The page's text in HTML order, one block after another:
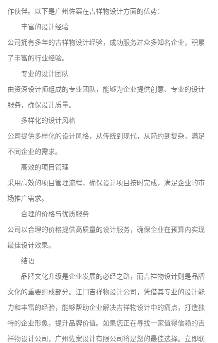
作伙伴。以下是广州佐案在吉祥物设计方面的优势：
丰富的设计经验
公司拥有多年的吉祥物设计经验，成功服务过众多知名企业，积累
了丰富的行业经验。
专业的设计团队
由资深设计师组成的专业团队，能够为企业提供创意、专业的设计
服务，确保设计质量。
多样化的设计风格
公司提供多样化的设计风格，从传统到现代，从简约到复杂，满足
不同企业的需求。
高效的项目管理
采用高效的项目管理流程，确保设计项目按时完成，满足企业的市
场推广需求。
合理的价格与优质服务
公司以合理的价格提供高质量的设计服务，确保企业在预算内实现
最佳设计效果。
结语
品牌文化升级是企业发展的必经之路，而吉祥物设计则是品牌
文化的重要组成部分。江门吉祥物设计公司，凭借其专业的设计能
力和丰富的经验，能够帮助企业解决吉祥物设计中的痛点，打造独
特的企业形象，提升品牌价值。如果您正在寻找一家值得信赖的吉
祥物设计公司，广州佐案设计有限公司将是您的最佳选择。立即联